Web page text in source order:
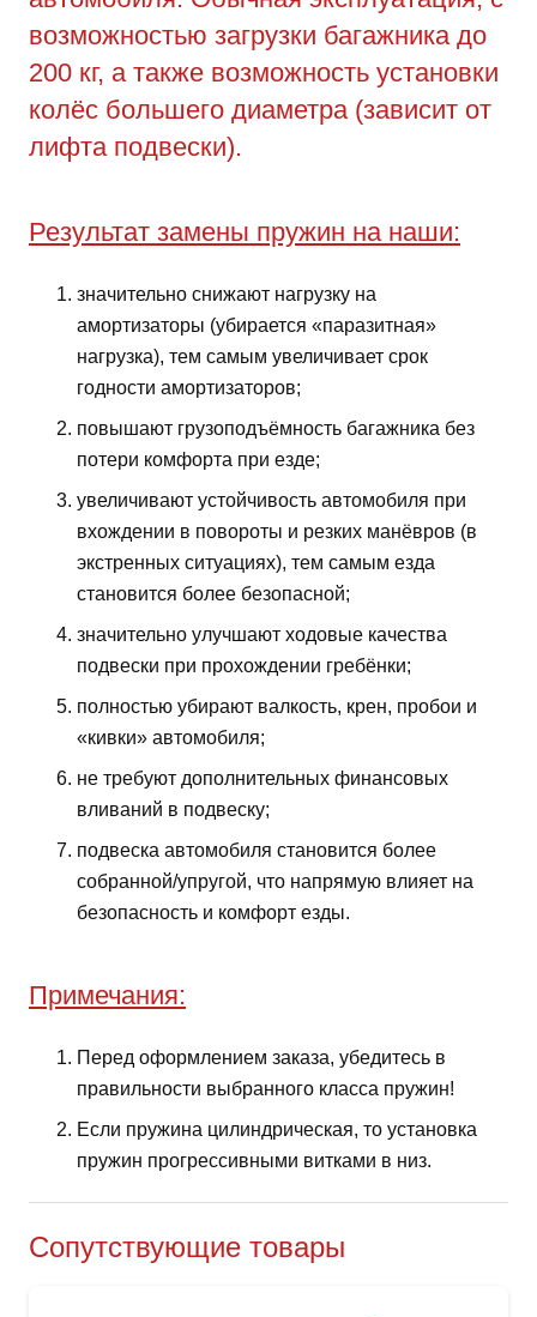
возможностью загрузки багажника до
200 кг, а также возможность установки
колёс большего диаметра (зависит от
лифта подвески).
Результат замены пружин на наши:
значительно снижают нагрузку на
амортизаторы (убирается «паразитная»
нагрузка), тем самым увеличивает срок
годности амортизаторов;
повышают грузоподъёмность багажника без
потери комфорта при езде;
увеличивают устойчивость автомобиля при
вхождении в повороты и резких манёвров (в
экстренных ситуациях), тем самым езда
становится более безопасной;
значительно улучшают ходовые качества
подвески при прохождении гребёнки;
полностью убирают валкость, крен, пробои и
«кивки» автомобиля;
не требуют дополнительных финансовых
вливаний в подвеску;
подвеска автомобиля становится более
собранной/упругой, что напрямую влияет на
безопасность и комфорт езды.
Примечания:
Перед оформлением заказа, убедитесь в
правильности выбранного класса пружин!
Если пружина цилиндрическая, то установка
пружин прогрессивными витками в низ.
Сопутствующие товары